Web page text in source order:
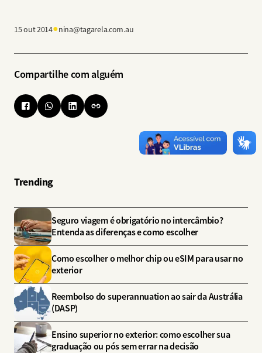
15 out 2014●nina@tagarela.com.au
Compartilhe com alguém
Trending
Seguro viagem é obrigatório no intercâmbio?
Entenda as diferenças e como escolher
Como escolher o melhor chip ou eSIM para usar no
exterior
Reembolso do superannuation ao sair da Austrália
(DASP)
Ensino superior no exterior: como escolher sua
graduação ou pós sem errar na decisão